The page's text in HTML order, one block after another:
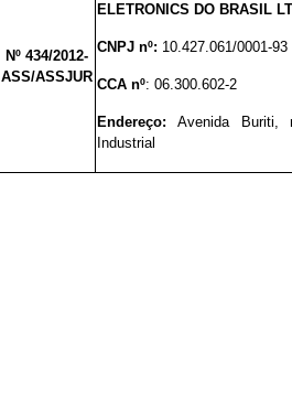
Nº 434/2012-
ASS/ASSJUR
ELETRONICS DO BRASIL
CNPJ nº: 10.427.061/0001-93
CCA nº: 06.300.602-2
Endereço: Avenida Buriti,
Industrial